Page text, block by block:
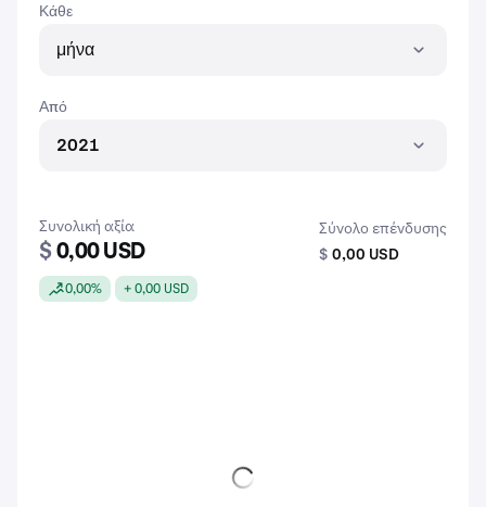
Κάθε
μήνα
Από
2021
Συνολική αξία
$ 0,00 USD
0,00% + 0,00 USD
Σύνολο επένδυσης
$ 0,00 USD